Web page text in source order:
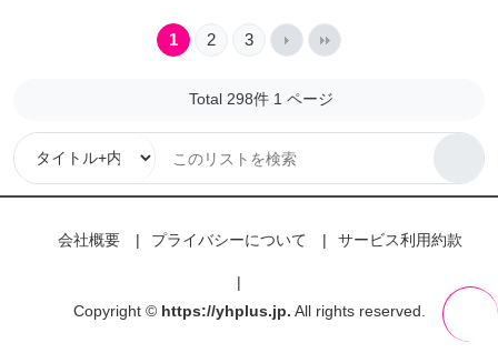
1 2 3
Total 298件1 ページ
会社概要 プライバシーについて サービス利用約款
Copyright © https://yhplus.jp. All rights reserved.